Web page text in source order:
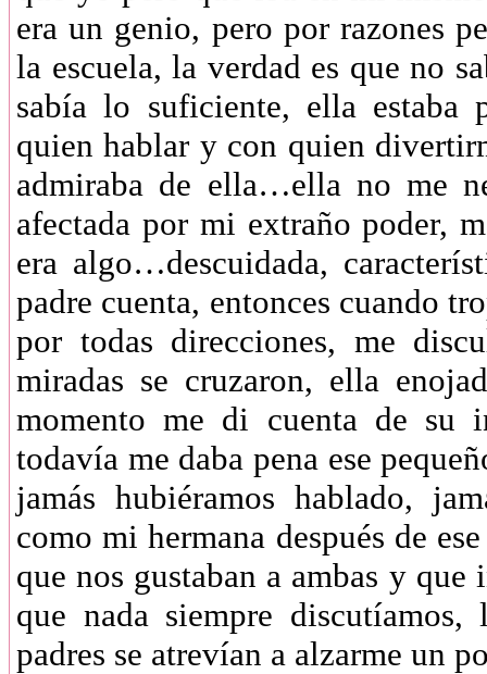
era un genio, pero por razones
la escuela, la verdad es que no
sabía lo suficiente, ella estaba
quien hablar y con quien
admiraba de ella…ella no me
afectada por mi extraño poder,
era algo…descuidada,
padre cuenta, entonces cuando
por todas direcciones, me
miradas se cruzaron, ella
momento me di cuenta de su
todavía me daba pena ese
jamás hubiéramos hablado,
como mi hermana después de
que nos gustaban a ambas y
que nada siempre
padres se atrevían a alzarme